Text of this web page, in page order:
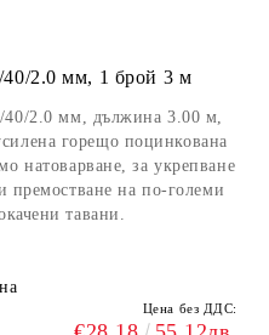
2.0 мм, 1 брой 3 м
2.0 мм, дължина 3.00 м,
горещо поцинкована
натоварване, за укрепване
премостване на по-големи
тавани.
Цена без ДДС: